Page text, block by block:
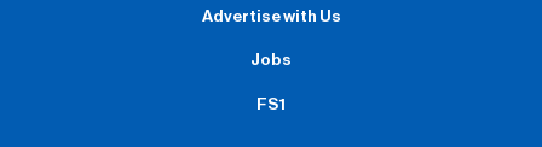
Advertise with Us
Jobs
FS1